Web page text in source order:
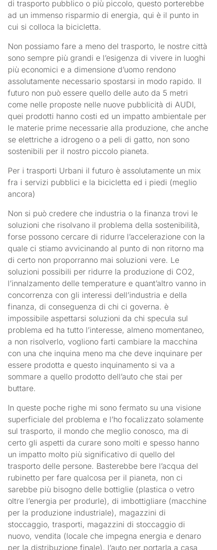
di trasporto pubblico o più piccolo, questo porterebbe
ad un immenso risparmio di energia, qui è il punto in
cui si colloca la bicicletta.
Non possiamo fare a meno del trasporto, le nostre città
sono sempre più grandi e l’esigenza di vivere in luoghi
più economici e a dimensione d’uomo rendono
assolutamente necessario spostarsi in modo rapido. Il
futuro non può essere quello delle auto da 5 metri
come nelle proposte nelle nuove pubblicità di AUDI,
quei prodotti hanno costi ed un impatto ambientale per
le materie prime necessarie alla produzione, che anche
se elettriche a idrogeno o a peli di gatto, non sono
sostenibili per il nostro piccolo pianeta.
Per i trasporti Urbani il futuro è assolutamente un mix
fra i servizi pubblici e la bicicletta ed i piedi (meglio
ancora)
Non si può credere che industria o la finanza trovi le
soluzioni che risolvano il problema della sostenibilità,
forse possono cercare di ridurre l’accelerazione con la
quale ci stiamo avvicinando al punto di non ritorno ma
di certo non proporranno mai soluzioni vere. Le
soluzioni possibili per ridurre la produzione di CO2,
l’innalzamento delle temperature e quant’altro vanno in
concorrenza con gli interessi dell’industria e della
finanza, di conseguenza di chi ci governa. è
impossibile aspettarsi soluzioni da chi specula sul
problema ed ha tutto l’interesse, almeno momentaneo,
a non risolverlo, vogliono farti cambiare la macchina
con una che inquina meno ma che deve inquinare per
essere prodotta e questo inquinamento si va a
sommare a quello prodotto dell’auto che stai per
buttare.
In queste poche righe mi sono fermato su una visione
superficiale del problema e l’ho focalizzato solamente
sul trasporto, il mondo che meglio conosco, ma di
certo gli aspetti da curare sono molti e spesso hanno
un impatto molto più significativo di quello del
trasporto delle persone. Basterebbe bere l’acqua del
rubinetto per fare qualcosa per il pianeta, non ci
sarebbe più bisogno delle bottiglie (plastica o vetro
oltre l’energia per produrle), di imbottigliare (macchine
per la produzione industriale), magazzini di
stoccaggio, trasporti, magazzini di stoccaggio di
nuovo, vendita (locale che impegna energia e denaro
per la distribuzione finale), l’auto per portarla a casa